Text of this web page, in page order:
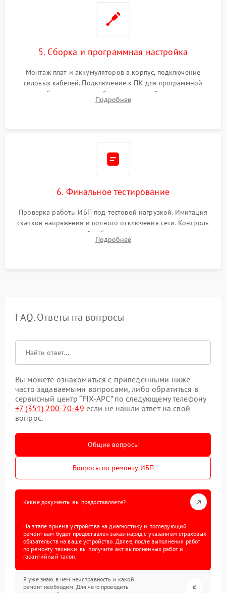
5. Сборка и программная настройка
Монтаж плат и аккумуляторов в корпус, подключение
силовых кабелей. Подключение к ПК для программной
калибровки констант батареи, настройки порогов
срабатывания AVR и сброса счетчиков старения АКБ.
Подробнее
6. Финальное тестирование
Проверка работы ИБП под тестовой нагрузкой. Имитация
скачков напряжения и полного отключения сети. Контроль
времени автономной работы, температурного режима и
корректности формы выходного сигнала.
Подробнее
FAQ. Ответы на вопросы
Вы можете ознакомиться с приведенными ниже
часто задаваемыми вопросами, либо обратиться в
сервисный центр “FIX-APC” по следующему телефону
+7 (351) 200-70-49 если не нашли ответ на свой
вопрос.
Общие вопросы
Вопросы по ремонту ИБП
Какие документы вы предоставляете?
На этапе приема устройства на диагностику и последующий
ремонт вам будет предоставлен заказ-наряд с указанием страховых
обязательств на ваше устройство. Далее, после выполнения работ
по ремонту техники, вы получите акт выполненных работ и
гарантийный талон.
Я уже знаю в чем неисправность и какой
ремонт необходим. Для чего проводить